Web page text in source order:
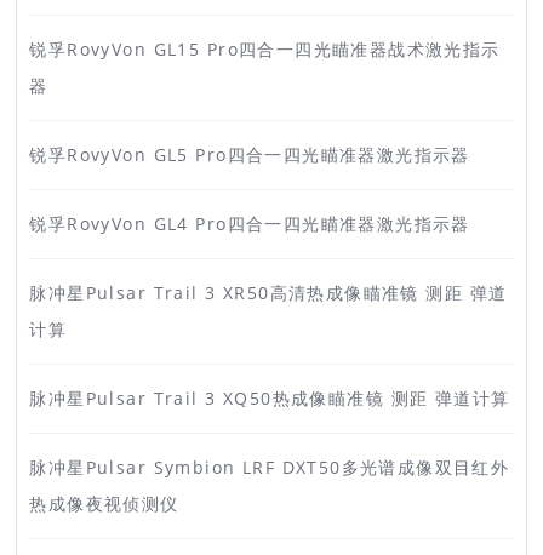
锐孚RovyVon GL15 Pro四合一四光瞄准器战术激光指示
器
锐孚RovyVon GL5 Pro四合一四光瞄准器激光指示器
锐孚RovyVon GL4 Pro四合一四光瞄准器激光指示器
脉冲星Pulsar Trail 3 XR50高清热成像瞄准镜 测距 弹道
计算
脉冲星Pulsar Trail 3 XQ50热成像瞄准镜 测距 弹道计算
脉冲星Pulsar Symbion LRF DXT50多光谱成像双目红外
热成像夜视侦测仪